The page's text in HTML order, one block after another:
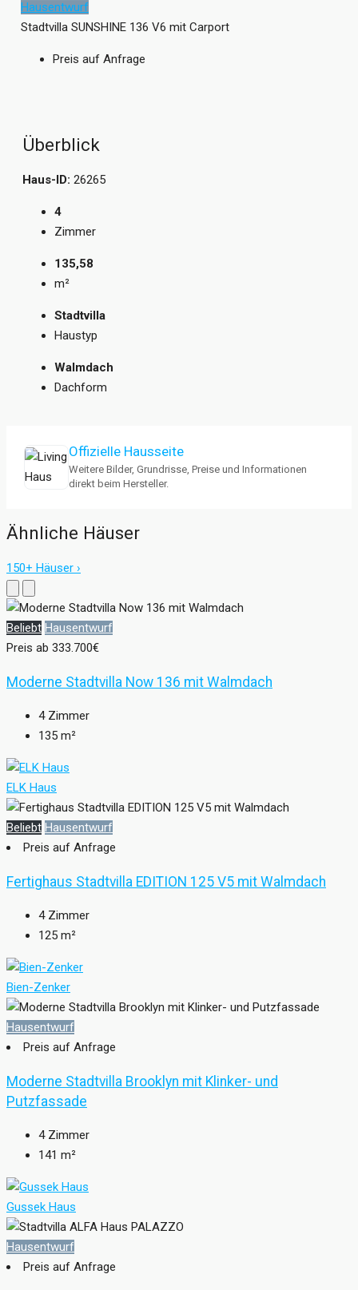
Hausentwurf
Stadtvilla SUNSHINE 136 V6 mit Carport
Preis auf Anfrage
Überblick
Haus-ID: 26265
4
Zimmer
135,58
m²
Stadtvilla
Haustyp
Walmdach
Dachform
Offizielle Hausseite
Weitere Bilder, Grundrisse, Preise und Informationen
direkt beim Hersteller.
Ähnliche Häuser
150+ Häuser ›
Beliebt Hausentwurf
Preis ab 333.700€
Moderne Stadtvilla Now 136 mit Walmdach
4 Zimmer
135 m²
ELK Haus
Beliebt Hausentwurf
Preis auf Anfrage
Fertighaus Stadtvilla EDITION 125 V5 mit Walmdach
4 Zimmer
125 m²
Bien-Zenker
Hausentwurf
Preis auf Anfrage
Moderne Stadtvilla Brooklyn mit Klinker- und
Putzfassade
4 Zimmer
141 m²
Gussek Haus
Hausentwurf
Preis auf Anfrage